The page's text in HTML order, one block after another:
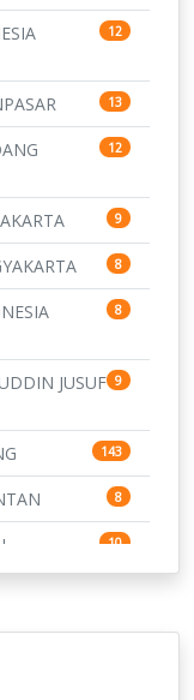
12
13
12
9
8
8
JUSUF 9
143
8
10